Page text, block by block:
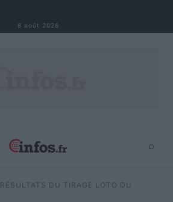
8 août 2026
⌕
⌕
RÉSULTATS DU TIRAGE LOTO DU